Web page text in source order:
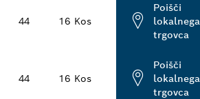
44 16 Kos
Poišči
lokalnega
trgovca
44 16 Kos
Poišči
lokalnega
trgovca